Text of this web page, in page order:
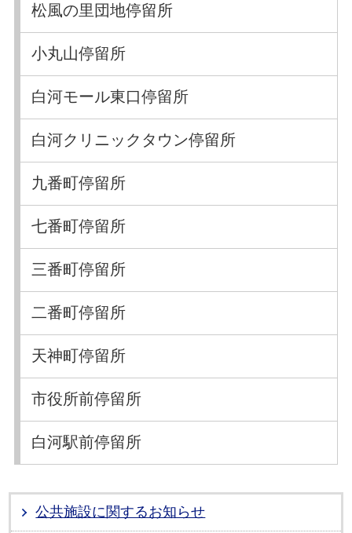
松風の里団地停留所
小丸山停留所
白河モール東口停留所
白河クリニックタウン停留所
九番町停留所
七番町停留所
三番町停留所
二番町停留所
天神町停留所
市役所前停留所
白河駅前停留所
公共施設に関するお知らせ